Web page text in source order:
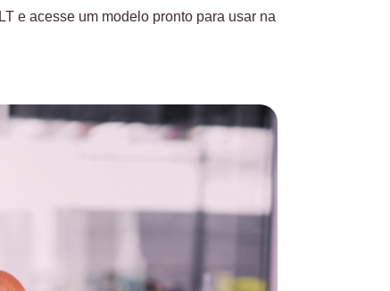
e acesse um modelo pronto para usar na